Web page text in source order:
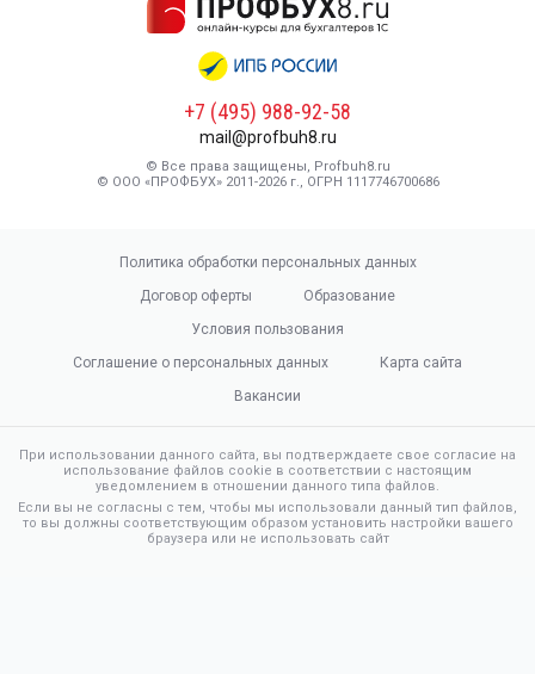
+7 (495) 988-92-58
mail@profbuh8.ru
© Все права защищены, Profbuh8.ru
© ООО «ПРОФБУХ» 2011-2026 г., ОГРН 1117746700686
Политика обработки персональных данных
Договор оферты
Образование
Условия пользования
Соглашение о персональных данных
Карта сайта
Вакансии
При использовании данного сайта, вы подтверждаете свое согласие на
использование файлов cookie в соответствии с настоящим
уведомлением в отношении данного типа файлов.
Если вы не согласны с тем, чтобы мы использовали данный тип файлов,
то вы должны соответствующим образом установить настройки вашего
браузера или не использовать сайт